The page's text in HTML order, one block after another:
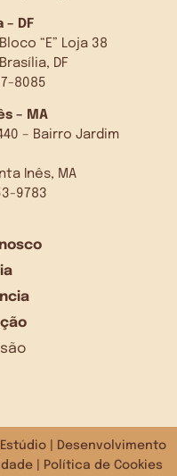
– DF
“E” Loja 38
DF
8085
– MA
– Bairro Jardim
Inês, MA
9783
| Desenvolvimento
| Política de Cookies